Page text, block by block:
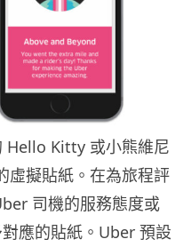
Hello Kitty 或小熊維尼
虛擬貼紙。在為旅程評
司機的服務態度或
應的貼紙。Uber 預設